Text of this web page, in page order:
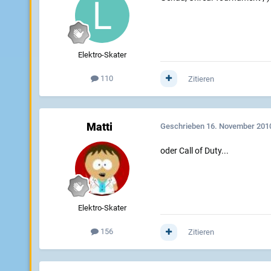
Elektro-Skater
110 Zitieren
Matti
Elektro-Skater
156
Geschrieben 16. November
oder Call of Duty...
Zitieren